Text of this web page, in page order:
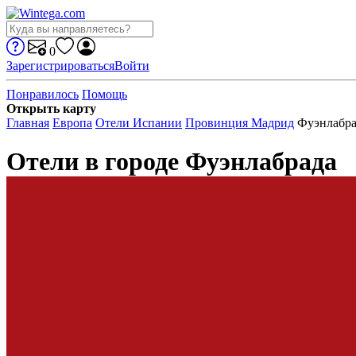
0
ЗарегистрироватьсяВойти
Понравилось Помощь
Открыть карту
Главная Европа Отели Испании Провинция Мадрид
Отели в городе Фуэнлабрада